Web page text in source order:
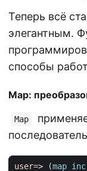
Теперь всё
элегантным.
способы
Map:
Map
user=> (map inc